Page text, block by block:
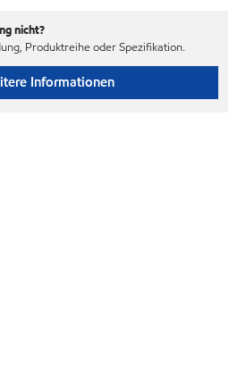
nicht?
Produktreihe oder Spezifikation.
Informationen